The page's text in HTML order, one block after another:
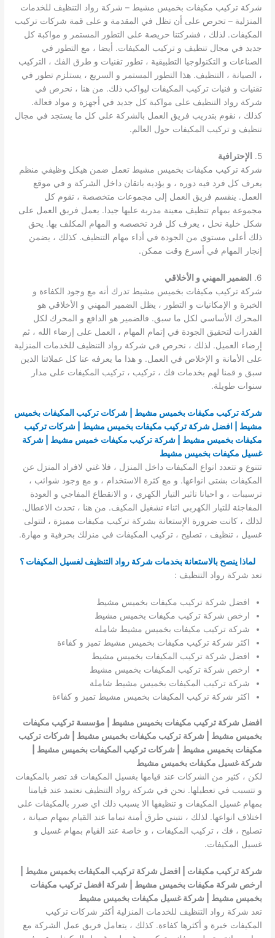
شركة تركيب مكيفات بخميس مشيط – شركة رواد التنظيف للخدمات
المنزلية – تحرص على أن تظل في المقدمة و على قمة شركات تركيب
المكيفات. لذلك ، فشركتنا حريصة على التطور المستمر و مواكبة كل
جديد في مجال تنظيف و تركيب المكيفات. أيضا ، مع التطور في
الصناعات و التكنولوجيا التطبيقية ، تطور تقنيات و طرق الفك ، التركيب
، الصيانة ، التنظيف. هذا التطور المستمر و السريع ، يستلزم تطور في
تقنيات و فنيات تركيب المكيفات ليواكب ذلك. من هنا ، نحرص في
شركة رواد التنظيف على مواكبة كل جديد في أجهزة و مواد فعالة.
كذلك ، نقوم بتدريب فريق العمل بالشركة على كل ما يستجد في مجال
تنظيف و تركيب المكيفات حول العالم.
5.
الإحترافية
شركة تركيب مكيفات بخميس مشيط تعمل ضمن هيكل وظيفي منظم
يعرف كل فرد فيه دوره ، و يؤديه باتقان داخل الشركة و في موقع
العمل. ينقسم فريق العمل إلى مجموعات متخصصة ، تقوم كل
مجموعة بمهام تنظيف معينة مدربة عليها جيدا. يعمل فريق العمل على
شكل خلية نحل ، يعرف كل فرد تخصصه و المهام المكلف بها. يحق
ذلك أعلى مستوى من الجودة في أداء مهام التنظيف. كذلك ، يضمن
إنجار المهام في أسرع وقت ممكن.
6.
الضمير المهني و الأخلاقي
شركة تركيب مكيفات بخميس مشيط تدرك أنه مع وجود الكفاءة و
الخبرة و الإمكانيات و التطور ، يظل الضمير المهني و الأخلاقي هو
المحرك الأساسي لكل ما سبق. فالضمير هو الدافع و المحرك لكل
القدرات لتحقيق الجودة في إتمام المهام ، العمل على إرضاء الله ، ثم
إرضاء العميل. لذلك ، نحرص في شركة رواد التنظيف للخدمات المنزلية
على الأمانة و الإخلاص في العمل. و هذا ما يعرفه عنا كل عملائنا الذين
سبق و قمنا لهم بخدمات فك ، تركيب ، تركيب المكيفات على مدار
سنوات طويلة.
شركة تركيب مكيفات بخميس مشيط | شركات تركيب المكيفات بخميس
مشيط | افضل شركة تركيب مكيفات بخميس مشيط | شركات تركيب
مكيفات بخميس مشيط | شركة تركيب مكيفات خميس مشيط | شركة
غسيل مكيفات بخميس مشيط
تتنوع و تتعدد انواع المكيفات داخل المنزل ، فلا غني لافراد المنزل عن
المكيفات بشتى انواعها. و مع كثرة الاستخدام ، و مع وجود شوائب ،
ترسيبات ، و احيانا تاثير التيار الكهري ، و الانقطاع المفاجي و العودة
المفاجئة للتيار الكهربي اثناء تشغيل المكيف. من هنا ، تحدث الاعطال.
لذلك ، كانت ضرورة الإستعانة بشركة تركيب مكيفات مميزة ، لتتولى
غسيل ، تنظيف ، تصليح ، تركيب المكيفات في منزلك بحرفية و مهارة.
لماذا ينصح بالاستعانة بخدمات شركة رواد التنظيف لغسيل المكيفات ؟
تعد شركة رواد التنظيف :
افضل شركة تركيب مكيفات بخميس مشيط
ارخص شركة تركيب مكيفات بخميس مشيط
شركة تركيب مكيفات بخميس مشيط شاملة
اكثر شركة تركيب مكيفات بخميس مشيط تميز و كفاءة
افضل شركة تركيب المكيفات بخميس مشيط
ارخص شركة تركيب المكيفات بخميس مشيط
شركة تركيب المكيفات بخميس مشيط شاملة
اكثر شركة تركيب المكيفات بخميس مشيط تميز و كفاءة
افضل شركة تركيب مكيفات بخميس مشيط | مؤسسة تركيب مكيفات
بخميس مشيط | شركة تركيب مكيفات بخميس مشيط | شركات تركيب
مكيفات بخميس مشيط
| شركات تركيب المكيفات بخميس مشيط |
شركة غسيل مكيفات بخميس مشيط
لكن ، كثير من الشركات عند قيامها بغسيل المكيفات قد تضر بالمكيفات
و تتسبب في تعطيلها. نحن في شركة رواد التنظيف نعتمد عند قيامنا
بمهام غسيل المكيفات و تنظيفها الا يسبب ذلك اي ضرر بالمكيفات على
اختلاف انواعها. لذلك ، نتبني طرق أمنة تماما عند القيام بمهام صيانة ،
تصليح ، فك ، تركيب المكيفات ، و خاصة عند القيام بمهام غسيل و
غسيل المكيفات.
شركة تركيب مكيفات | افضل شركة تركيب المكيفات بخميس مشيط |
ارخص شركة مكيفات بخميس مشيط | شركة افضل تركيب مكيفات
بخميس مشيط | شركة غسيل مكيفات بخميس مشيط
تعد شركة رواد التنظيف للخدمات المنزلية أكثر شركات تركيب
المكيفات خبرة و أكثرها كفاءة. كذلك ، يتعامل فريق عمل الشركة مع